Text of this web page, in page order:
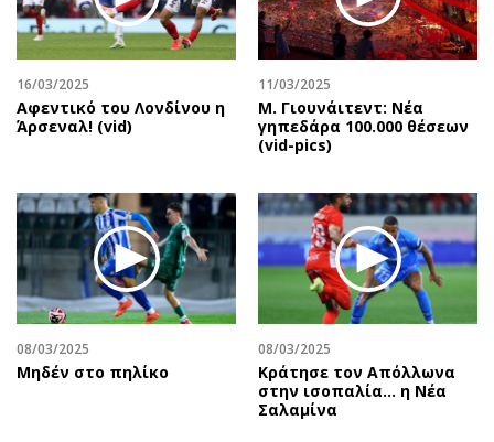
Διπλωματία
Αθλητισμός
Κύπρος
Ελλάδα
Διεθνή
Οικονομική
Οικονομία
Real Estate
Επιχειρήσεις
Αγορές
Money Review
Θέσεις εργασίας
Geek
Νέα
Κινητά-tablets
Social
Αφιερώματα
Πολιτική
Οικονομία
Γενικά
Αναδρομές
Πρόσωπα
Περιβάλλον
16/03/2025
Αφεντικό του Λονδίνου η
Άρσεναλ! (vid)
11/03/2025
Μ. Γιουνάιτεντ: Νέα
γηπεδάρα 100.000 θέσεων
(vid-pics)
08/03/2025
Μηδέν στο πηλίκο
08/03/2025
Κράτησε τον Απόλλωνα
στην ισοπαλία… η Νέα
Σαλαμίνα